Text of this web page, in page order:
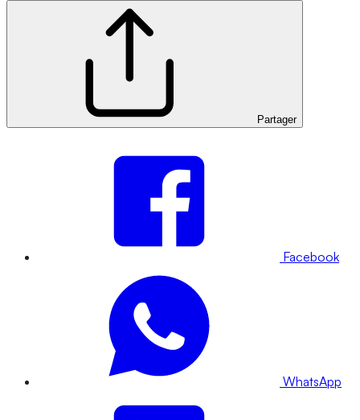
Partager
Facebook
WhatsApp